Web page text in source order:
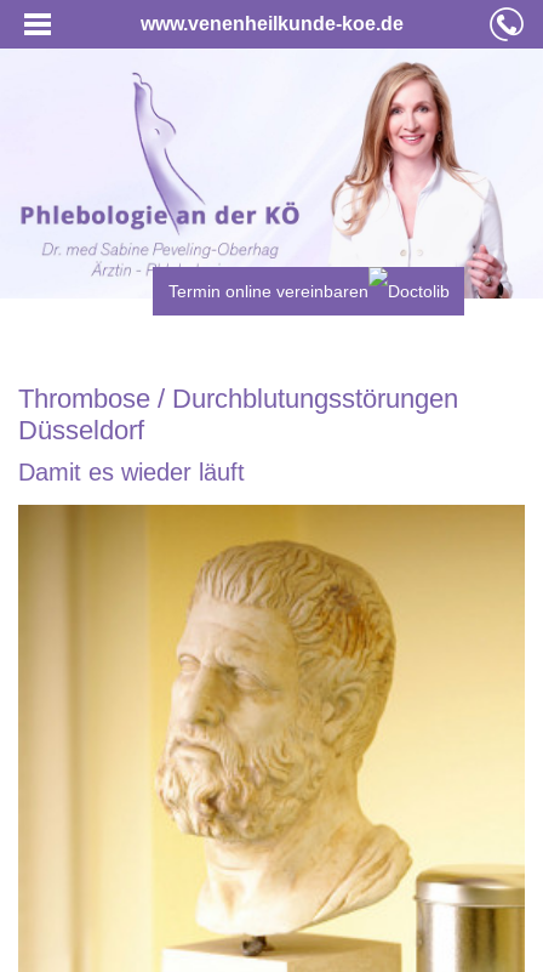
www.venenheilkunde-koe.de
Termin online vereinbaren
Thrombose / Durchblutungsstörungen
Düsseldorf
Damit es wieder läuft